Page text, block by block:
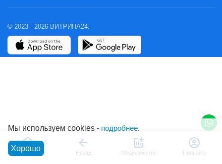
© 2023 - 2026 ВИТРИНА24.
Главная Назад Медикаменты Профиль
Мы используем cookies - подробнее.
Хорошо